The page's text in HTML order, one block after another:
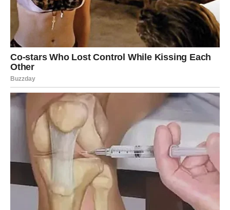
⋆ KNJIGA SA RECEPTIMA ⋆
Upiši svoj email i preuzmi BESPLATNU
knjigu s receptima! Uživaj u jednostavnim
i ukusnim jelima koja će osvojiti tvoje
najdraže.
Jednim klikom preuzmi knjigu s najboljim
receptima!